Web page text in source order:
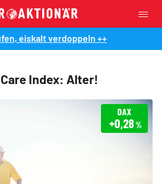
eiskalt verdoppeln ++
Index: Alter!
DAX
+0,28%